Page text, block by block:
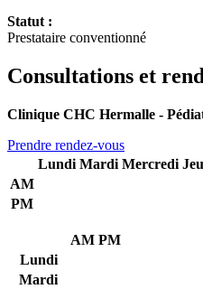
Statut :
Prestataire conventionné
Consultations et
Clinique CHC Hermalle -
Prendre rendez-vous
Lundi Mardi Mercredi
AM
PM
AM PM
Lundi
Mardi